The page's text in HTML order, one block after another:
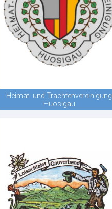
Heimat- und Trachtenvereinigung
Huosigau